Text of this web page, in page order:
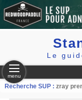
Le
menu
Recherche SUP : zray